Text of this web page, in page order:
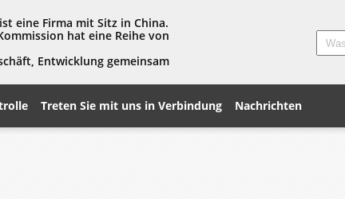
ist eine Firma mit Sitz in China.
Kommission hat eine Reihe von
Entwicklung gemeinsam
Treten Sie mit uns in Verbindung Nachrichten